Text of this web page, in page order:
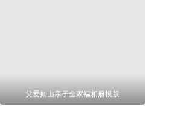
父爱如山亲子全家福相册模版